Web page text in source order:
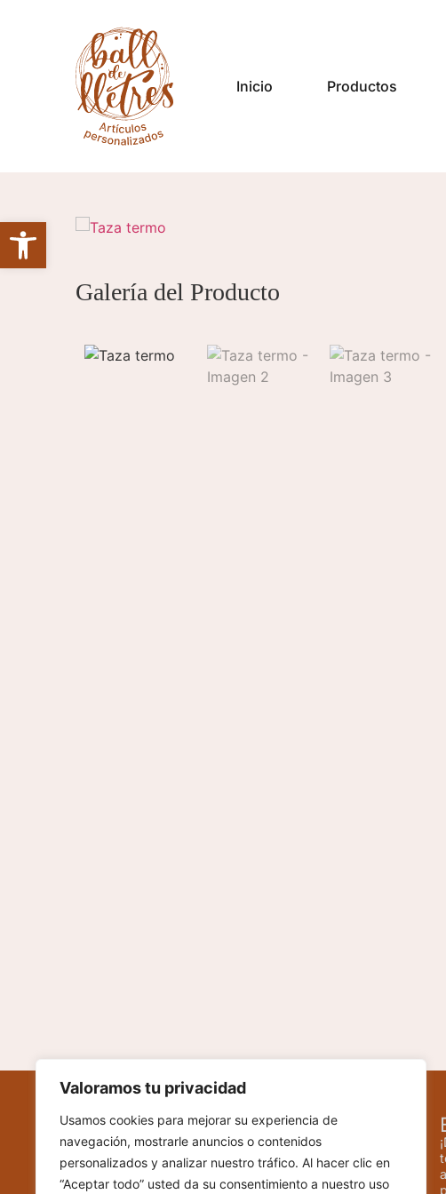
Abrir barra de herramientas
Valoramos tu privacidad
Usamos cookies para mejorar su experiencia de
navegación, mostrarle anuncios o contenidos
personalizados y analizar nuestro tráfico. Al hacer clic en
“Aceptar todo” usted da su consentimiento a nuestro uso
Inicio Productos